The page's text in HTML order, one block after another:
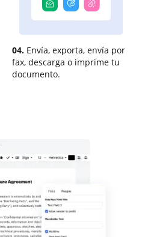
04. Envía, exporta, envía por
fax, descarga o imprime tu
documento.